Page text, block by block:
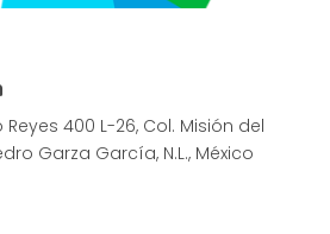
Reyes 400 L-26, Col. Misión del
Garza García, N.L., México